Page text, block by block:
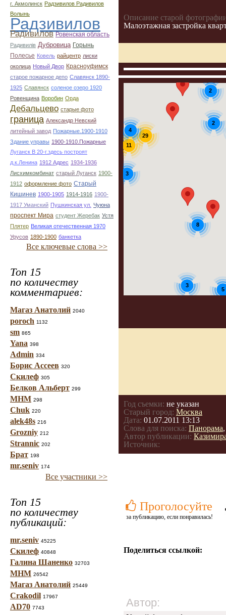
г. Акмолинск Радзивилов Радивилов
Волынь
Радзивилов
Радивилов Ровенская область
Радивилiв Дубровица Горынь
Полесье Ковель райцентр лиски
околица Новый Двор Красноуфимск
старое пожарное депо Славянск 1890-
1925 Славянск соленое озеро 1920
Ровенщина Воробин Орда
Дебальцево старые фото
граница Александр Невский
литейный завод Пожарные.1900-1910
Здание управы 1900-1910.Пожарные
Луганск В 20-г.здесь построят
д.к.Ленина 1912 Адрес 1934-1936
Лисхимкомбинат старый Луганск 1900-
1912 оформление фото Старый
Кишинев 1900-1905 1914-1916 1900-
1917 Уманский Пушкинская ул. Чуюна
проспект Мира студент Жеребак Устя
Плятер Великая отечественная 1970
Урусов 1890-1900 банкетка
Все ключевые слова >>
Топ 15
по количеству
комментариев:
Магаз Анатолий 2040
poroch 1132
sm 865
Yana 398
Admin 334
Борис Ассеев 320
Скилеф 305
Белков Альберт 299
МНМ 298
Chuk 220
alek48s 216
Grozniy 212
Strannic 202
Брат 198
mr.seniv 174
Все участники >>
Топ 15
по количеству
публикаций:
mr.seniv 45225
Скилеф 40848
Галина Шаненко 32703
МНМ 26542
Магаз Анатолий 25449
Crakodil 17967
AD70 7743
Описание старой
Малоэтажная застройка
8
5
3
11
2
3
2
29
4
Год съемки: не указан
Старый город: Москва
Дата: 01.07.2011 13:13
Слова для поиска: Панорама
Автор публикации:
Источник:
Проголосуйте
за публикацию, если понравилась!
Поделиться ссылкой:
Автор: